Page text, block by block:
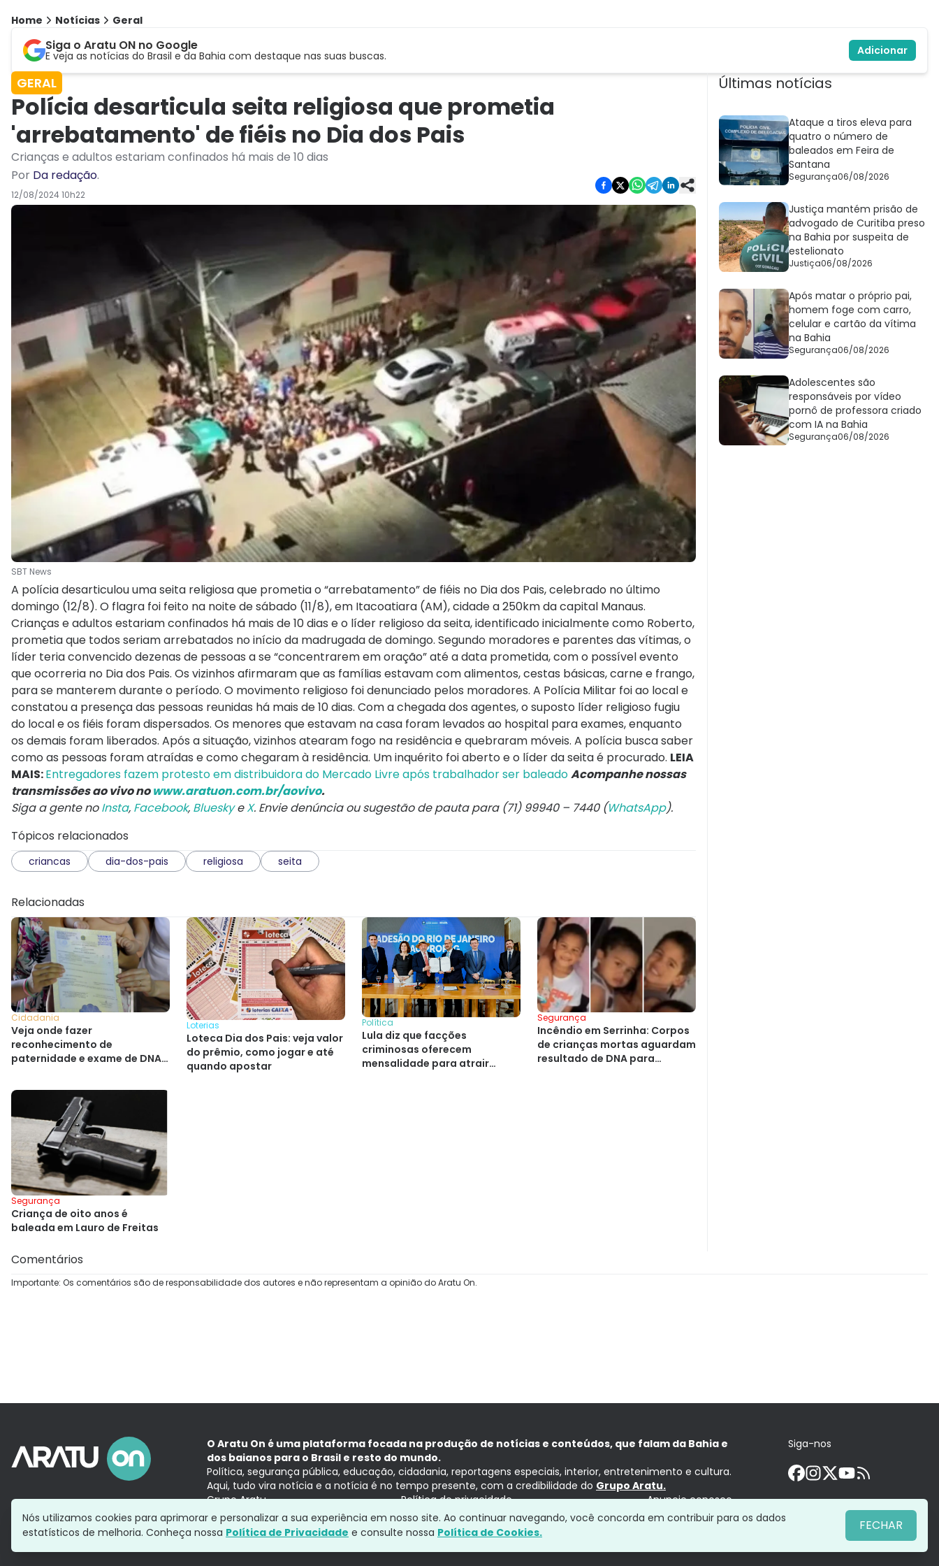
Home Notícias Geral
Siga o Aratu ON no Google
E veja as notícias do Brasil e da Bahia com destaque nas suas buscas. Adicionar
GERAL
Polícia desarticula seita religiosa que prometia
'arrebatamento' de fiéis no Dia dos Pais
Crianças e adultos estariam confinados há mais de 10 dias
Por Da redação.
12/08/2024 10h22
SBT News
A polícia desarticulou uma seita religiosa que prometia o “arrebatamento” de fiéis no Dia dos Pais, celebrado no último
domingo (12/8). O flagra foi feito na noite de sábado (11/8), em Itacoatiara (AM), cidade a 250km da capital Manaus.
Crianças e adultos estariam confinados há mais de 10 dias e o líder religioso da seita, identificado inicialmente como Roberto,
prometia que todos seriam arrebatados no início da madrugada de domingo. Segundo moradores e parentes das vítimas, o
líder teria convencido dezenas de pessoas a se “concentrarem em oração” até a data prometida, com o possível evento
que ocorreria no Dia dos Pais. Os vizinhos afirmaram que as famílias estavam com alimentos, cestas básicas, carne e frango,
para se manterem durante o período. O movimento religioso foi denunciado pelos moradores. A Polícia Militar foi ao local e
constatou a presença das pessoas reunidas há mais de 10 dias. Com a chegada dos agentes, o suposto líder religioso fugiu
do local e os fiéis foram dispersados. Os menores que estavam na casa foram levados ao hospital para exames, enquanto
os demais foram liberados. Após a situação, vizinhos atearam fogo na residência e quebraram móveis. A polícia busca saber
como as pessoas foram atraídas e como chegaram à residência. Um inquérito foi aberto e o líder da seita é procurado. LEIA
MAIS:Entregadores fazem protesto em distribuidora do Mercado Livre após trabalhador ser baleadoAcompanhe nossas
transmissões ao vivo nowww.aratuon.com.br/aovivo.
Siga a gente noInsta, Facebook, BlueskyeX. Envie denúncia ou sugestão de pauta para (71) 99940 – 7440 (WhatsApp).
Tópicos relacionados
criancas dia-dos-pais religiosa seita
Relacionadas
Cidadania
Veja onde fazer
reconhecimento de
paternidade e exame de DNA
Loterias
Loteca Dia dos Pais: veja valor
do prêmio, como jogar e até
quando apostar
Política
Lula diz que facções
criminosas oferecem
mensalidade para atrair
Segurança
Incêndio em Serrinha: Corpos
de crianças mortas aguardam
resultado de DNA para
Segurança
Criança de oito anos é
baleada em Lauro de Freitas
Últimas notícias
Ataque a tiros eleva para
quatro o número de
baleados em Feira de
Santana
Segurança06/08/2026
Justiça mantém prisão de
advogado de Curitiba preso
na Bahia por suspeita de
estelionato
Justiça06/08/2026
Após matar o próprio pai,
homem foge com carro,
celular e cartão da vítima
na Bahia
Segurança06/08/2026
Adolescentes são
responsáveis por vídeo
pornô de professora criado
com IA na Bahia
Segurança06/08/2026
Comentários
Importante: Os comentários são de responsabilidade dos autores e não representam a opinião do Aratu On.
O Aratu On é uma plataforma focada na produção de notícias e conteúdos, que falam da Bahia e
dos baianos para o Brasil e resto do mundo.
Política, segurança pública, educação, cidadania, reportagens especiais, interior, entretenimento e cultura.
Aqui, tudo vira notícia e a notícia é no tempo presente, com a credibilidade do Grupo Aratu.
Grupo Aratu
Política de privacidade Anuncie conosco
Siga-nos
Nós utilizamos cookies para aprimorar e personalizar a sua experiência em nosso site. Ao continuar navegando, você concorda em contribuir para os dados
estatísticos de melhoria. Conheça nossa Política de Privacidade e consulte nossa Política de Cookies. FECHAR